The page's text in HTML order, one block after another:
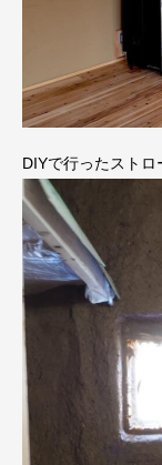
DIYで行ったスト